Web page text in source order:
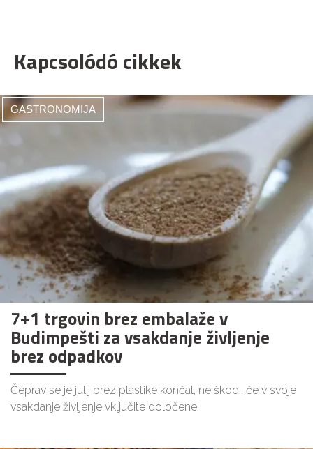
Kapcsolódó cikkek
GASTRONOMIJA
7+1 trgovin brez embalaže v
Budimpešti za vsakdanje življenje
brez odpadkov
Čeprav se je julij brez plastike končal, ne škodi, če v svoje
vsakdanje življenje vključite določene